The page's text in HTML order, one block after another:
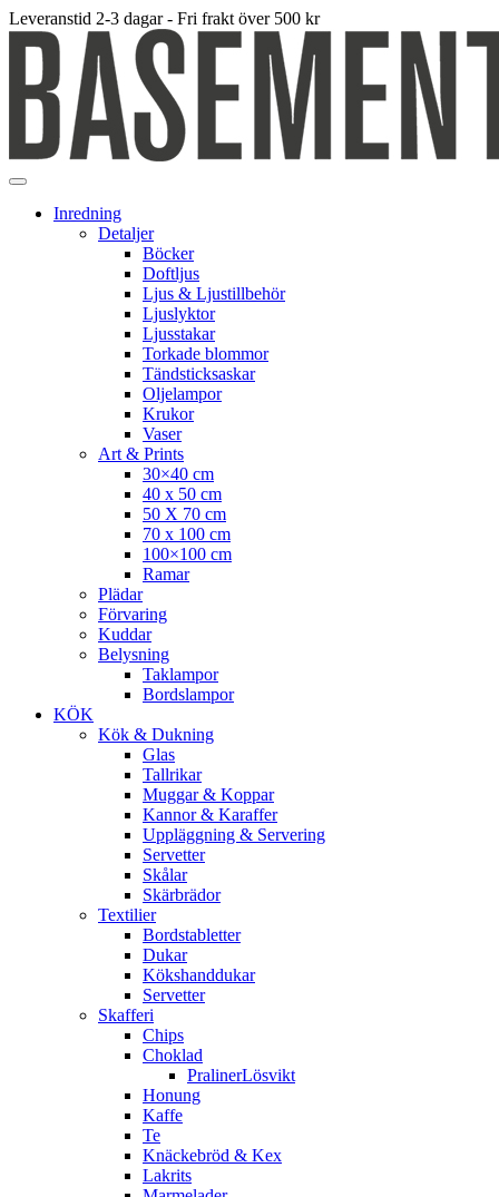
Leveranstid 2-3 dagar - Fri frakt över 500 kr
Inredning
Detaljer
Böcker
Doftljus
Ljus & Ljustillbehör
Ljuslyktor
Ljusstakar
Torkade blommor
Tändsticksaskar
Oljelampor
Krukor
Vaser
Art & Prints
30×40 cm
40 x 50 cm
50 X 70 cm
70 x 100 cm
100×100 cm
Ramar
Plädar
Förvaring
Kuddar
Belysning
Taklampor
Bordslampor
KÖK
Kök & Dukning
Glas
Tallrikar
Muggar & Koppar
Kannor & Karaffer
Uppläggning & Servering
Servetter
Skålar
Skärbrädor
Textilier
Bordstabletter
Dukar
Kökshanddukar
Servetter
Skafferi
Chips
Choklad
PralinerLösvikt
Honung
Kaffe
Te
Knäckebröd & Kex
Lakrits